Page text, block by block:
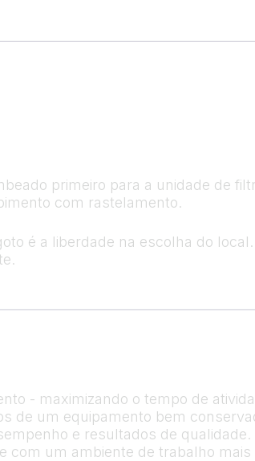
primeiro para a unidade de
com rastelamento.
é a liberdade na escolha do
- maximizando o tempo de
de um equipamento bem
e resultados de
com um ambiente de trabalho